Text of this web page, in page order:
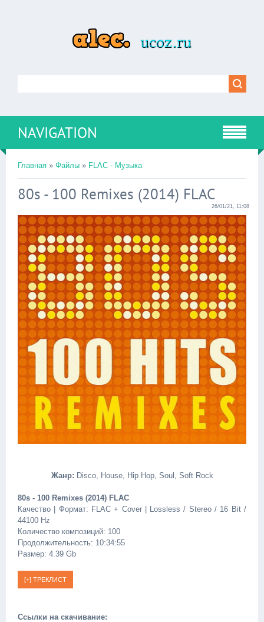
NAVIGATION
Главная » Файлы » FLAC - Музыка
80s - 100 Remixes (2014) FLAC
26/01/21, 11:08
Жанр: Disco, House, Hip Hop, Soul, Soft Rock
80s - 100 Remixes (2014) FLAC
Качество | Формат: FLAC + Cover | Lossless / Stereo / 16 Bit /
44100 Hz
Количество композиций: 100
Продолжительность: 10:34:55
Размер: 4.39 Gb
Ссылки на скачивание: